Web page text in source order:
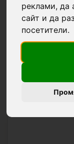
реклами, да
сайт и да
посетители.